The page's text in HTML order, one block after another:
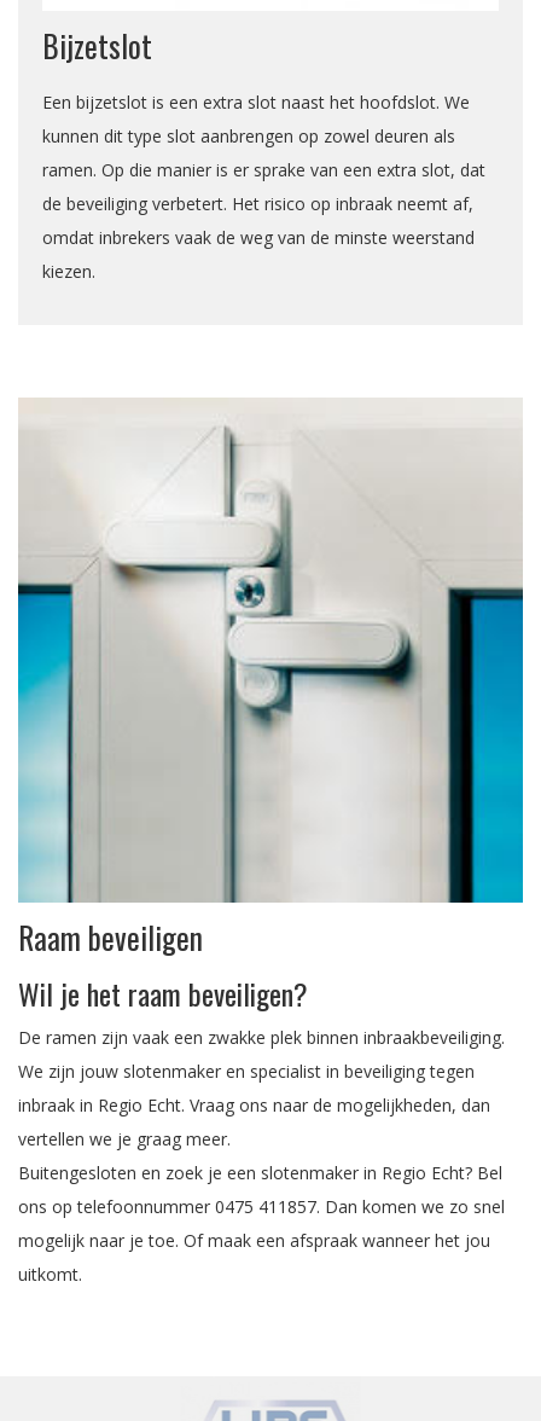
Bijzetslot
Een bijzetslot is een extra slot naast het hoofdslot. We
kunnen dit type slot aanbrengen op zowel deuren als
ramen. Op die manier is er sprake van een extra slot, dat
de beveiliging verbetert. Het risico op inbraak neemt af,
omdat inbrekers vaak de weg van de minste weerstand
kiezen.
Raam beveiligen
Wil je het raam beveiligen?
De ramen zijn vaak een zwakke plek binnen inbraakbeveiliging.
We zijn jouw slotenmaker en specialist in beveiliging tegen
inbraak in Regio Echt. Vraag ons naar de mogelijkheden, dan
vertellen we je graag meer.
Buitengesloten en zoek je een slotenmaker in Regio Echt? Bel
ons op telefoonnummer 0475 411857. Dan komen we zo snel
mogelijk naar je toe. Of maak een afspraak wanneer het jou
uitkomt.